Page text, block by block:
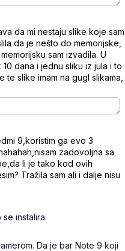
da mi nestaju slike koje sam
da je nešto do memorijske,
sam izvadila. U
dana i jednu sliku iz jula i to
te slike imam na gugl slikama,
9,koristim ga evo 3
zadovoljna sa
li je tako kod ovih
Tražila sam ali i dalje nisu
se instalira.
Da je bar Note 9 koji